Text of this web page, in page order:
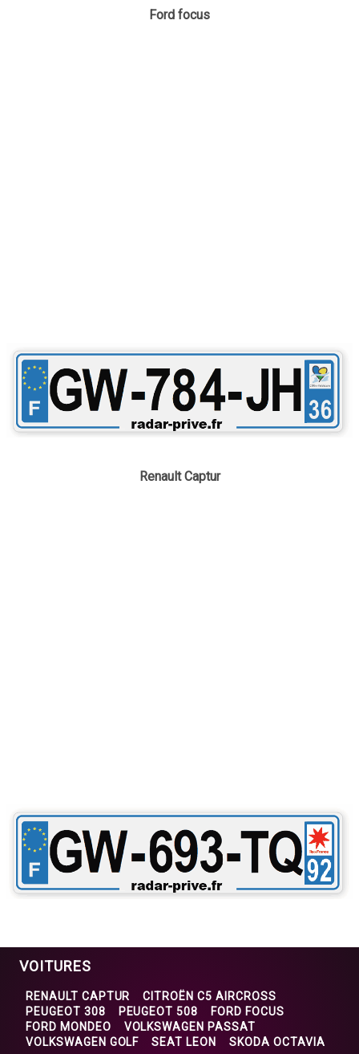
Ford focus
Renault Captur
VOITURES
RENAULT CAPTUR
CITROËN C5 AIRCROSS
PEUGEOT 308
PEUGEOT 508
FORD FOCUS
FORD MONDEO
VOLKSWAGEN PASSAT
VOLKSWAGEN GOLF
SEAT LEON SKODA OCTAVIA